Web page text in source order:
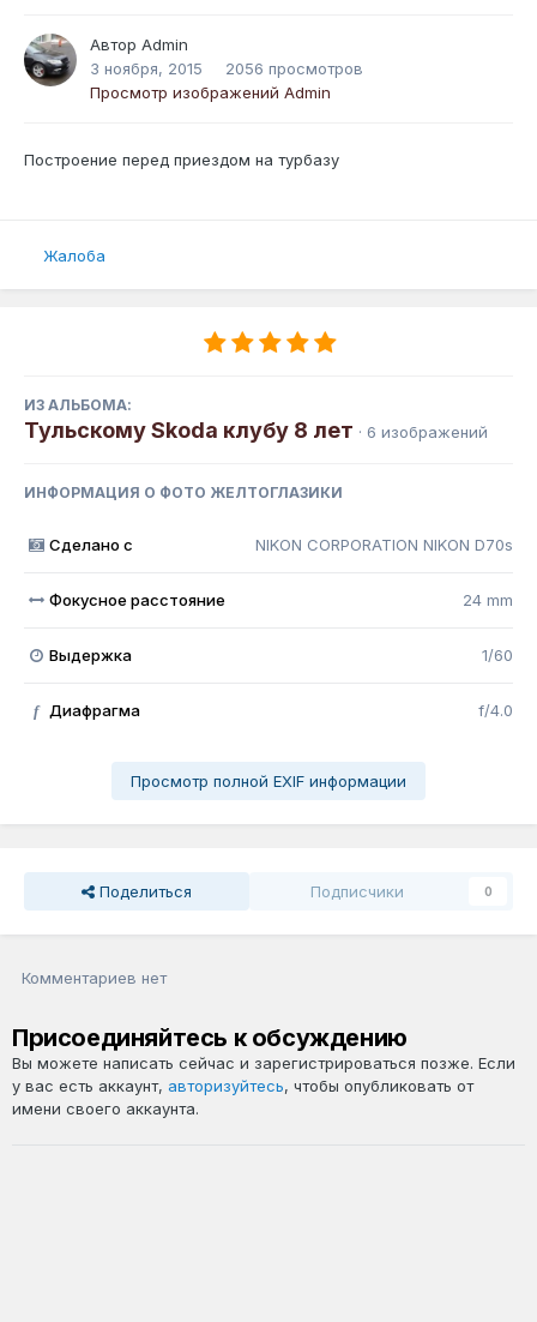
Автор Admin
3 ноября, 2015
2056 просмотров
Просмотр изображений Admin
Построение перед приездом на турбазу
Жалоба
ИЗ АЛЬБОМА:
Тульскому Skoda клубу 8 лет · 6 изображений
ИНФОРМАЦИЯ О ФОТО ЖЕЛТОГЛАЗИКИ
Сделано с NIKON CORPORATION NIKON D70s
Фокусное расстояние 24 mm
Выдержка 1/60
f Диафрагма f/4.0
Просмотр полной EXIF информации
Поделиться Подписчики 0
Комментариев нет
Присоединяйтесь к обсуждению
Вы можете написать сейчас и зарегистрироваться позже. Если
у вас есть аккаунт, авторизуйтесь, чтобы опубликовать от
имени своего аккаунта.